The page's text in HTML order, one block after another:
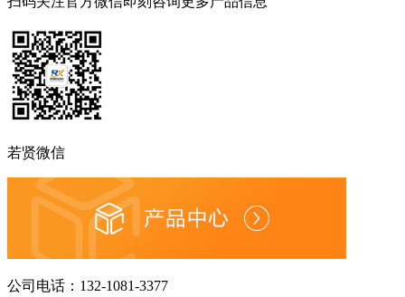
若贤微信
公司电话： 132-1081-3377